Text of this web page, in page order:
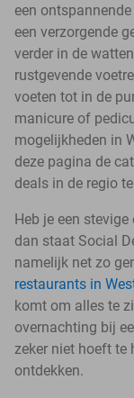
een
een verzorgende
verder in de
rustgevende
voeten tot in de
manicure of
mogelijkheden in
deze pagina de
deals in de regio
Heb je een
dan staat Social
namelijk net zo
restaurants in
komt om alles te
overnachting bij
zeker niet hoeft te
ontdekken.